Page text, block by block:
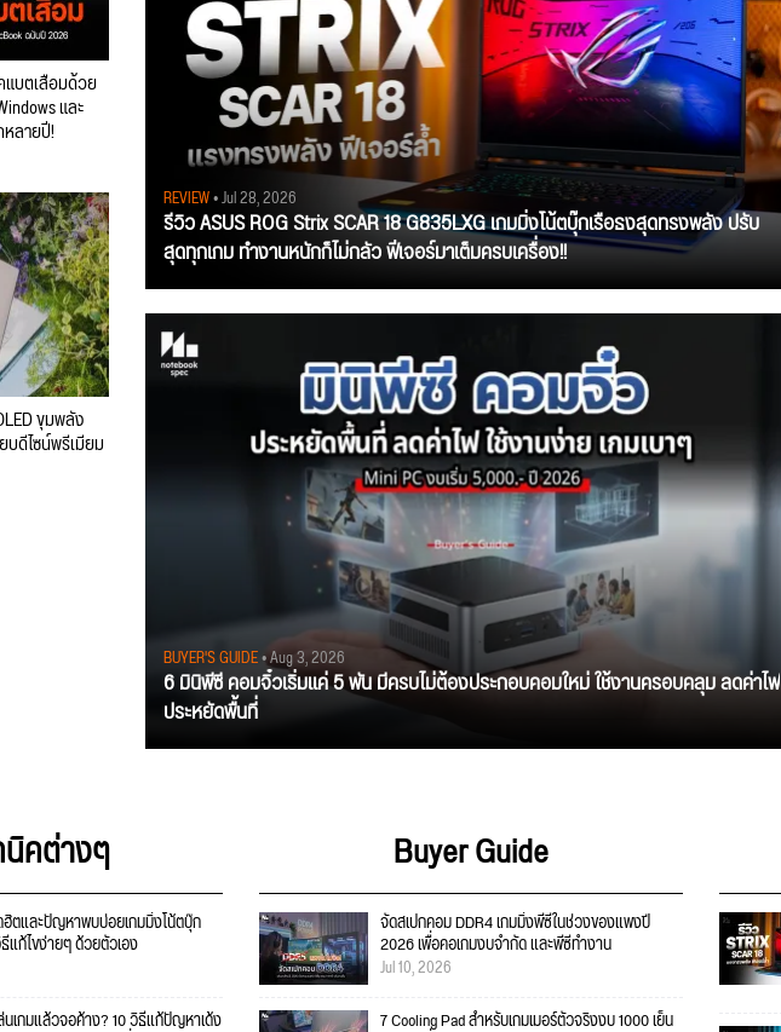
REVIEW• Jul 28, 2026
รีวิว ASUS ROG Strix SCAR 18 G835LXG เกมมิ่งโน้ตบุ๊กเรือธงสุดทรงพลัง ปรับ
สุดทุกเกม ทำงานหนักก็ไม่กลัว ฟีเจอร์มาเต็มครบเครื่อง!!
BUYER'S GUIDE• Aug 3, 2026
6 มินิพีซี คอมจิ๋วเริ่มแค่ 5 พัน มีครบไม่ต้องประกอบคอมใหม่ ใช้งานครอบคลุม ลดค่าไฟ
ประหยัดพื้นที่
บตเสื่อมด้วย
และ
ลายปี!
ขุมพลัง
บดีไซน์พรีเมียม
คต่างๆ
ตและปัญหาพบบ่อยเกมมิ่งโน้ตบุ๊ก
ก้ไขง่ายๆ ด้วยตัวเอง
นเกมแล้วจอค้าง? 10 วิธีแก้ปัญหาเด้ง
Buyer Guide
จัดสเปกคอม DDR4 เกมมิ่งพีซีในช่วงของแพงปี
2026 เพื่อคอเกมงบจำกัด และพีซีทำงาน
Jul 10, 2026
7 Cooling Pad สำหรับเกมเมอร์ตัวจริงงบ 1000 เย็น